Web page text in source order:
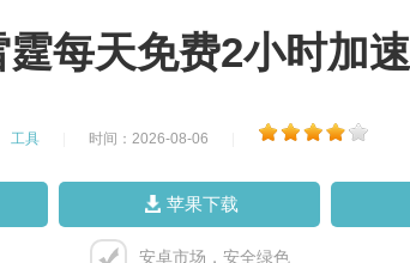
霆每天免费2小时加速
工具 时间：2026-08-06
苹果下载
安卓市场，安全绿色